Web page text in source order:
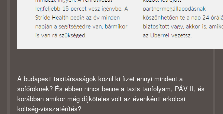
A budapesti taxitársaságok közül ki fizet ennyi mindent a
sofőröknek? És ebben nincs benne a taxis tanfolyam, PÁV II, és
korábban amikor még díjköteles volt az évenkénti erkölcsi
költség-visszatérítés?